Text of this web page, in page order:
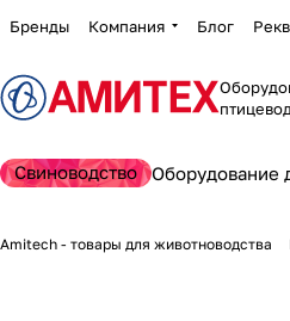
Бренды Компания Блог
Свиноводство Оборудование
Amitech - товары для животноводства